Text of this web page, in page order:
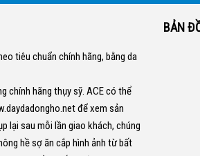
tiêu chuẩn chính hãng, bằng da
chính hãng thụy sỹ. ACE có thể
để xem sản
lại sau mỗi lần giao khách, chúng
hề sợ ăn cắp hình ảnh từ bất
BẢN